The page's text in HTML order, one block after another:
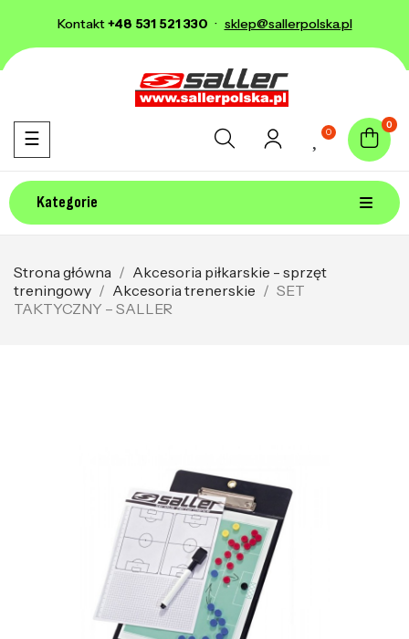
Kontakt+48 531 521 330 · sklep@sallerpolska.pl
0
0
Kategorie
Toggle navigation
☰
Strona główna
Akcesoria piłkarskie - sprzęt
treningowy
Akcesoria trenerskie
SET
TAKTYCZNY – SALLER